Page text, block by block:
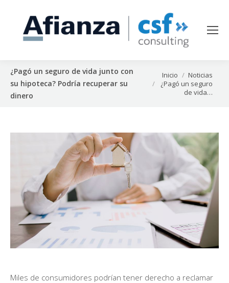
¿Pagó un seguro de vida junto con
su hipoteca? Podría recuperar su
dinero
Estás aquí:
Inicio
Noticias
¿Pagó un seguro
de vida…
Miles de consumidores podrían tener derecho a reclamar